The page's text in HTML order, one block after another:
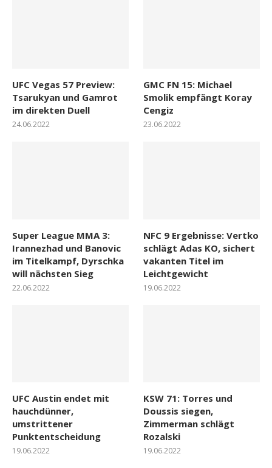
UFC Vegas 57 Preview:
Tsarukyan und Gamrot
im direkten Duell
24.06.2022
GMC FN 15: Michael
Smolik empfängt Koray
Cengiz
23.06.2022
Super League MMA 3:
Irannezhad und Banovic
im Titelkampf, Dyrschka
will nächsten Sieg
22.06.2022
NFC 9 Ergebnisse: Vertko
schlägt Adas KO, sichert
vakanten Titel im
Leichtgewicht
19.06.2022
UFC Austin endet mit
hauchdünner,
umstrittener
Punktentscheidung
19.06.2022
KSW 71: Torres und
Doussis siegen,
Zimmerman schlägt
Rozalski
19.06.2022